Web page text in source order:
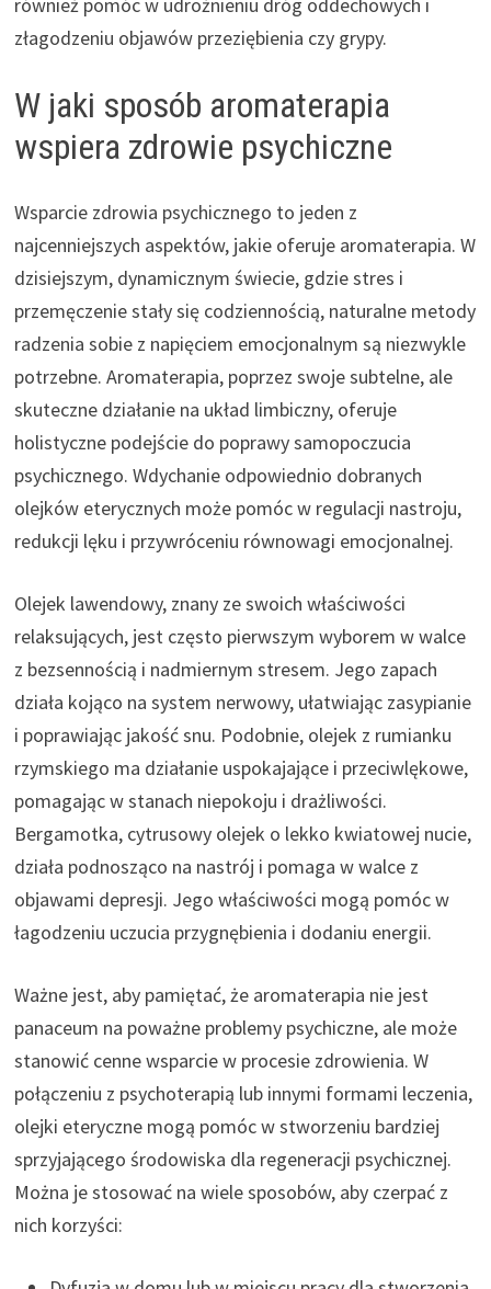
złagodzeniu objawów przeziębienia czy grypy.
W jaki sposób aromaterapia
wspiera zdrowie psychiczne
Wsparcie zdrowia psychicznego to jeden z
najcenniejszych aspektów, jakie oferuje aromaterapia. W
dzisiejszym, dynamicznym świecie, gdzie stres i
przemęczenie stały się codziennością, naturalne metody
radzenia sobie z napięciem emocjonalnym są niezwykle
potrzebne. Aromaterapia, poprzez swoje subtelne, ale
skuteczne działanie na układ limbiczny, oferuje
holistyczne podejście do poprawy samopoczucia
psychicznego. Wdychanie odpowiednio dobranych
olejków eterycznych może pomóc w regulacji nastroju,
redukcji lęku i przywróceniu równowagi emocjonalnej.
Olejek lawendowy, znany ze swoich właściwości
relaksujących, jest często pierwszym wyborem w walce
z bezsennością i nadmiernym stresem. Jego zapach
działa kojąco na system nerwowy, ułatwiając zasypianie
i poprawiając jakość snu. Podobnie, olejek z rumianku
rzymskiego ma działanie uspokajające i przeciwlękowe,
pomagając w stanach niepokoju i drażliwości.
Bergamotka, cytrusowy olejek o lekko kwiatowej nucie,
działa podnosząco na nastrój i pomaga w walce z
objawami depresji. Jego właściwości mogą pomóc w
łagodzeniu uczucia przygnębienia i dodaniu energii.
Ważne jest, aby pamiętać, że aromaterapia nie jest
panaceum na poważne problemy psychiczne, ale może
stanowić cenne wsparcie w procesie zdrowienia. W
połączeniu z psychoterapią lub innymi formami leczenia,
olejki eteryczne mogą pomóc w stworzeniu bardziej
sprzyjającego środowiska dla regeneracji psychicznej.
Można je stosować na wiele sposobów, aby czerpać z
nich korzyści: